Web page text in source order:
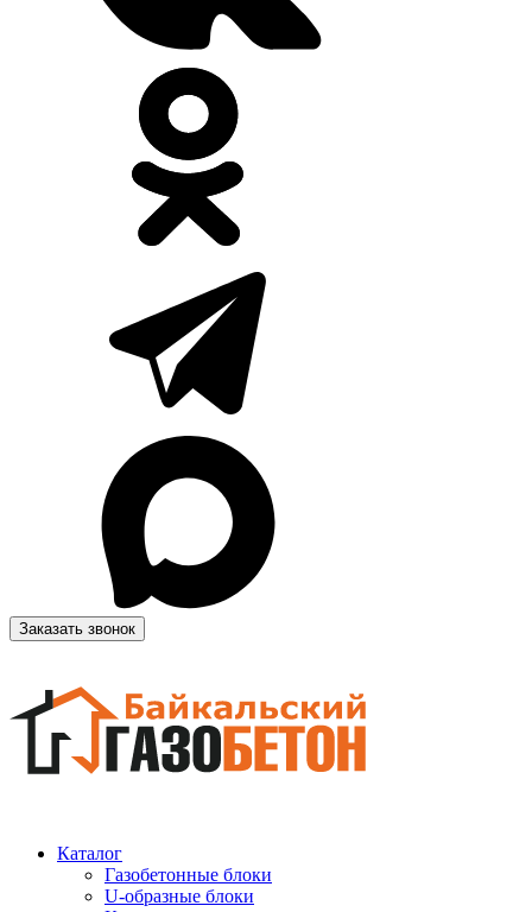
Заказать звонок
Каталог
Газобетонные блоки
U-образные блоки